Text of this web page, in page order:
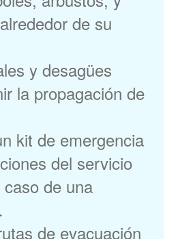
de su
y desagües
la propagación de
kit de emergencia
del servicio
de una
de evacuación